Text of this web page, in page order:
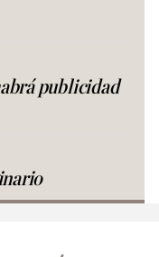
publicidad